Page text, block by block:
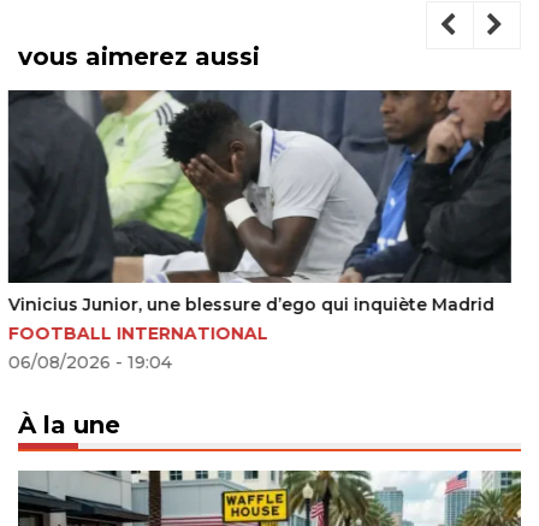
vous aimerez aussi
La Belgique renverse le Sénégal à la 125e minute et
entre dans l’histoire de la Coupe du Monde
COUPE DU MONDE
À la une